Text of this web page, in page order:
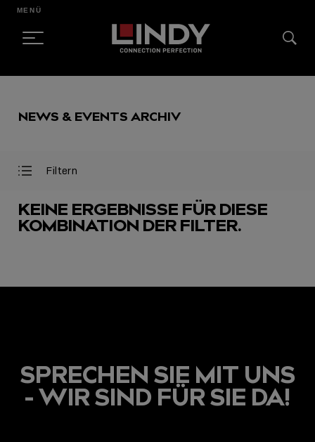
CONTENT
MENÜ
NEWS & EVENTS ARCHIV
Filter
Filter
Filtern
KEINE ERGEBNISSE FÜR DIESE
KOMBINATION DER FILTER.
SPRECHEN SIE MIT UNS
- WIR SIND FÜR SIE DA!